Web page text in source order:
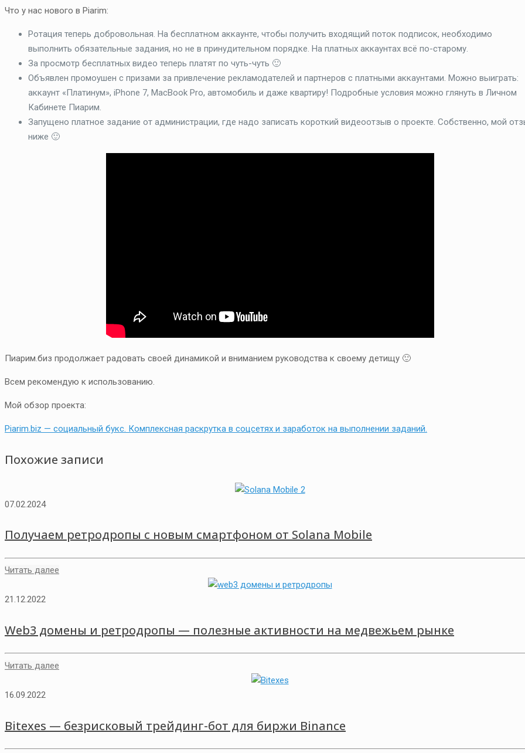
Что у нас нового в Piarim:
Ротация теперь добровольная. На бесплатном аккаунте, чтобы получить входящий поток подписок, необходимо
выполнить обязательные задания, но не в принудительном порядке. На платных аккаунтах всё по-старому.
За просмотр бесплатных видео теперь платят по чуть-чуть 🙂
Объявлен промоушен с призами за привлечение рекламодателей и партнеров с платными аккаунтами. Можно выиграть:
аккаунт «Платинум», iPhone 7, MacBook Pro, автомобиль и даже квартиру! Подробные условия можно глянуть в Личном
Кабинете Пиарим.
Запущено платное задание от администрации, где надо записать короткий видеоотзыв о проекте. Собственно, мой
ниже 🙂
Пиарим.биз продолжает радовать своей динамикой и вниманием руководства к своему детищу 🙂
Всем рекомендую к использованию.
Мой обзор проекта:
Piarim.biz — социальный букс. Комплексная раскрутка в соцсетях и заработок на выполнении заданий.
Похожие записи
07.02.2024
Получаем ретродропы с новым смартфоном от Solana Mobile
Читать далее
21.12.2022
Web3 домены и ретродропы — полезные активности на медвежьем рынке
Читать далее
16.09.2022
Bitexes — безрисковый трейдинг-бот для биржи Binance